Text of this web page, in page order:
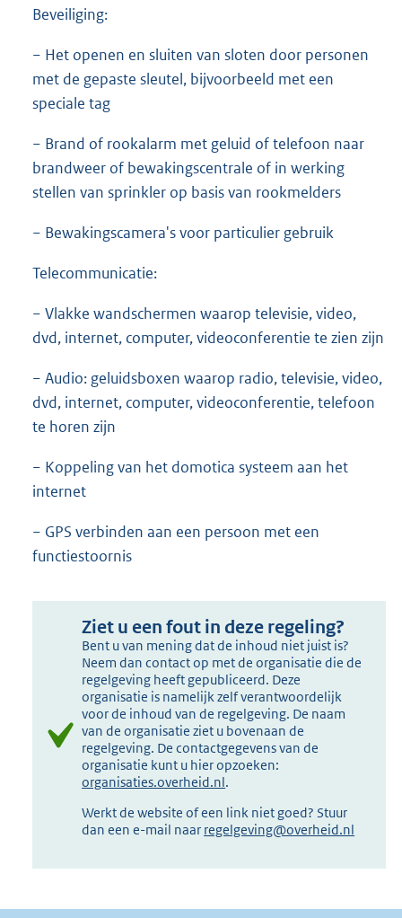
Beveiliging:
− Het openen en sluiten van sloten door personen
met de gepaste sleutel, bijvoorbeeld met een
speciale tag
− Brand of rookalarm met geluid of telefoon naar
brandweer of bewakingscentrale of in werking
stellen van sprinkler op basis van rookmelders
− Bewakingscamera's voor particulier gebruik
Telecommunicatie:
− Vlakke wandschermen waarop televisie, video,
dvd, internet, computer, videoconferentie te zien zijn
− Audio: geluidsboxen waarop radio, televisie, video,
dvd, internet, computer, videoconferentie, telefoon
te horen zijn
− Koppeling van het domotica systeem aan het
internet
− GPS verbinden aan een persoon met een
functiestoornis
Ziet u een fout in deze regeling?
Bent u van mening dat de inhoud niet juist is?
Neem dan contact op met de organisatie die de
regelgeving heeft gepubliceerd. Deze
organisatie is namelijk zelf verantwoordelijk
voor de inhoud van de regelgeving. De naam
van de organisatie ziet u bovenaan de
regelgeving. De contactgegevens van de
organisatie kunt u hier opzoeken:
organisaties.overheid.nl.
Werkt de website of een link niet goed? Stuur
dan een e-mail naar regelgeving@overheid.nl